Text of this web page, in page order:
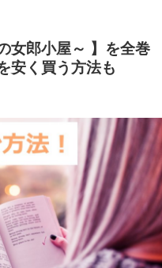
女郎小屋～ 】を全巻
安く買う方法も